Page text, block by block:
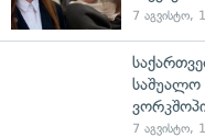
7 აგვისტო,
საშუალო
7 აგვისტო,